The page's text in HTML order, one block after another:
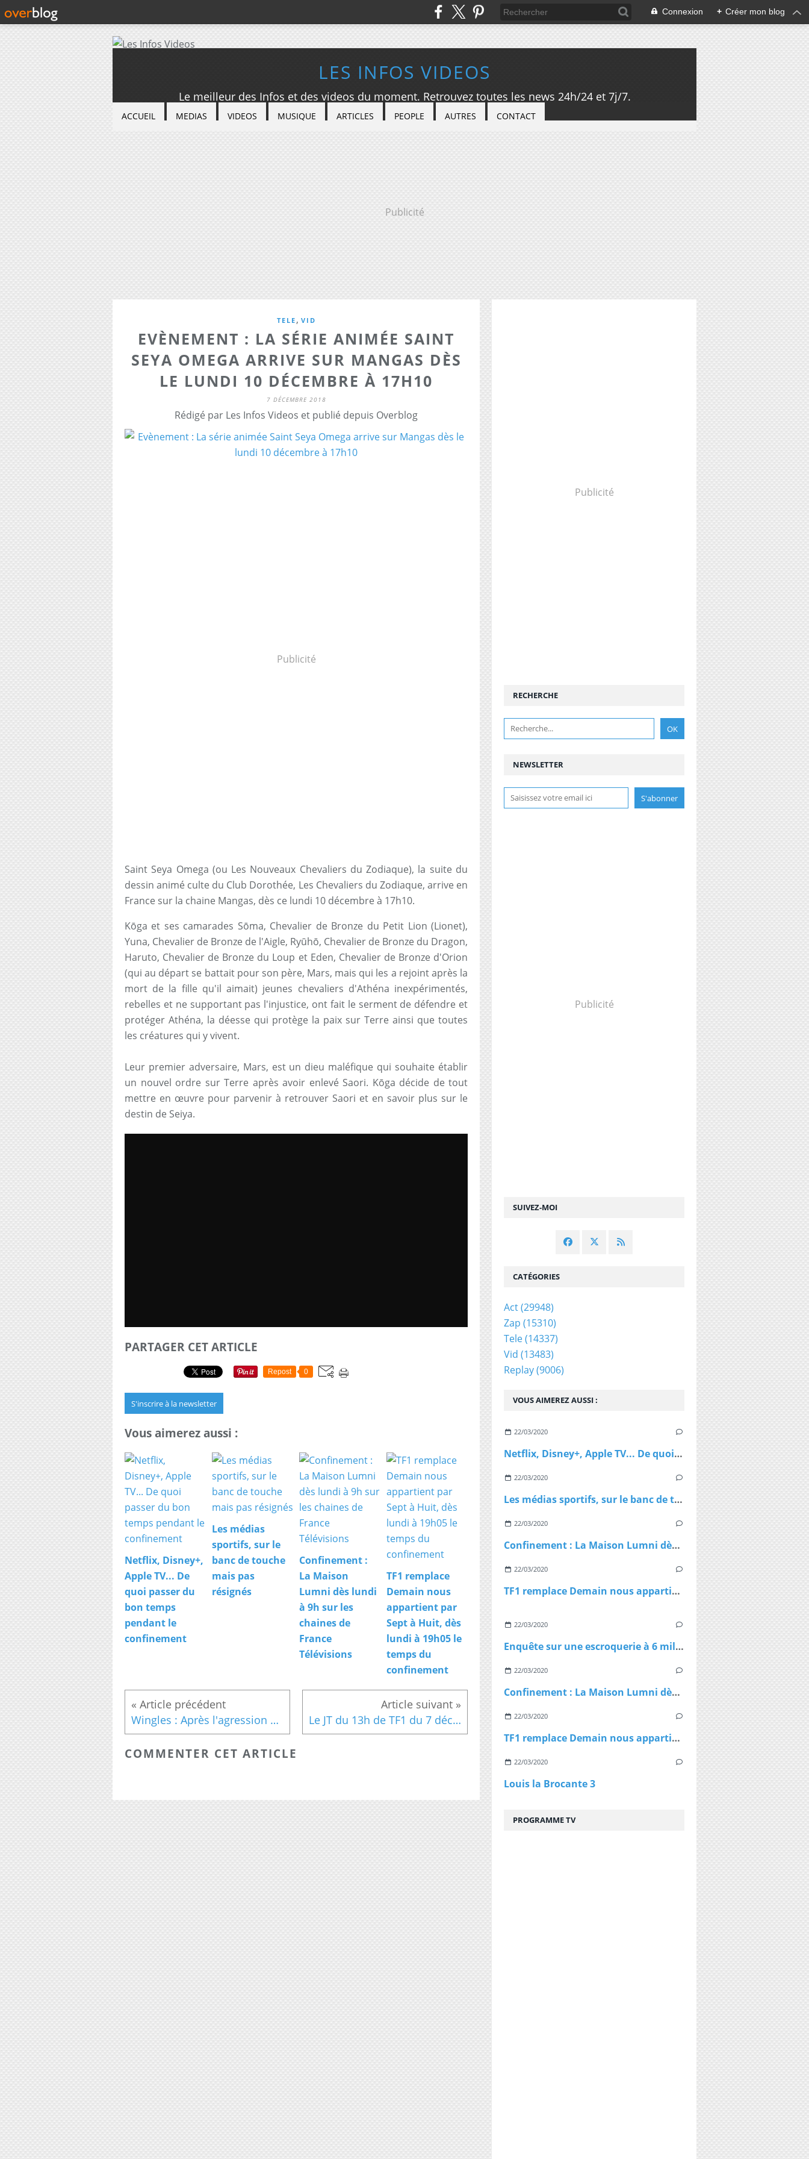
Connexion + Créer mon blog
LES INFOS VIDEOS
Le meilleur des Infos et des videos du moment. Retrouvez toutes les news 24h/24 et 7j/7.
ACCUEIL MEDIAS VIDEOS MUSIQUE ARTICLES PEOPLE AUTRES CONTACT
Publicité
TELE , VID
EVÈNEMENT : LA SÉRIE ANIMÉE SAINT
SEYA OMEGA ARRIVE SUR MANGAS DÈS
LE LUNDI 10 DÉCEMBRE À 17H10
7 DÉCEMBRE 2018
Rédigé par Les Infos Videos et publié depuis Overblog
Publicité
Saint Seya Omega (ou Les Nouveaux Chevaliers du Zodiaque), la suite du
dessin animé culte du Club Dorothée, Les Chevaliers du Zodiaque, arrive en
France sur la chaine Mangas, dès ce lundi 10 décembre à 17h10.
Kōga et ses camarades Sōma, Chevalier de Bronze du Petit Lion (Lionet),
Yuna, Chevalier de Bronze de l'Aigle, Ryūhō, Chevalier de Bronze du Dragon,
Haruto, Chevalier de Bronze du Loup et Eden, Chevalier de Bronze d'Orion
(qui au départ se battait pour son père, Mars, mais qui les a rejoint après la
mort de la fille qu'il aimait) jeunes chevaliers d'Athéna inexpérimentés,
rebelles et ne supportant pas l'injustice, ont fait le serment de défendre et
protéger Athéna, la déesse qui protège la paix sur Terre ainsi que toutes
les créatures qui y vivent.
Leur premier adversaire, Mars, est un dieu maléfique qui souhaite établir
un nouvel ordre sur Terre après avoir enlevé Saori. Kōga décide de tout
mettre en œuvre pour parvenir à retrouver Saori et en savoir plus sur le
destin de Seiya.
PARTAGER CET ARTICLE
Repost 0
S'inscrire à la newsletter
Vous aimerez aussi :
Netflix, Disney+,
Apple TV... De
quoi passer du
bon temps
pendant le
confinement
Les médias
sportifs, sur le
banc de touche
mais pas
résignés
Confinement :
La Maison
Lumni dès lundi
à 9h sur les
chaines de
France
Télévisions
TF1 remplace
Demain nous
appartient par
Sept à Huit, dès
lundi à 19h05 le
temps du
confinement
Wingles : Après l'agression à l'acide d'une de nos journalistes par des lycéens Le JT du 13h de TF1 du 7 décembre
COMMENTER CET ARTICLE
Publicité
NEWSLETTER
SUIVEZ-MOI
RECHERCHE
Publicité
VOUS AIMEREZ AUSSI :
22/03/2020
Netflix, Disney+, Apple TV... De quoi passer du bon temps pendant le confinement
22/03/2020
Les médias sportifs, sur le banc de touche mais pas résignés
22/03/2020
Confinement : La Maison Lumni dès lundi à 9h sur les chaines de France Télévisions
22/03/2020
TF1 remplace Demain nous appartient par Sept à Huit, dès lundi à 19h05 le temps du confinement
22/03/2020
Enquête sur une escroquerie à 6 millions d'euros de masques et de gel
22/03/2020
Confinement : La Maison Lumni dès lundi à 9h sur les chaines de France Télévisions
22/03/2020
TF1 remplace Demain nous appartient par Sept à Huit, dès lundi à 19h05 le temps du confinement
22/03/2020
Louis la Brocante 3
CATÉGORIES
Act(29948)
Zap (15310)
Tele(14337)
Vid (13483)
Replay(9006)
PROGRAMME TV